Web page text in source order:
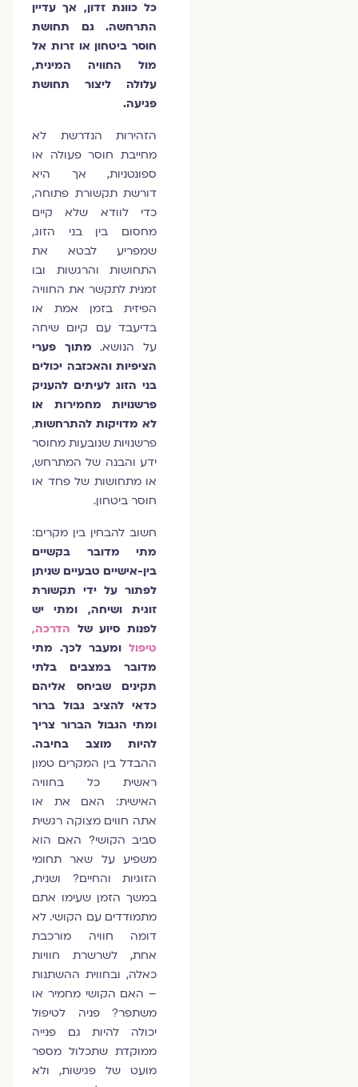
כל כוונת זדון, אך עדיין
התרחשה. גם תחושת
חוסר ביטחון או זרות אל
מול החוויה המינית,
עלולה ליצור תחושת
פגיעה.
הזהירות הנדרשת לא
מחייבת חוסר פעולה או
ספונטניות, אך היא
דורשת תקשורת פתוחה,
כדי לוודא שלא קיים
מחסום בין בני הזוג,
שמפריע לבטא את
התחושות והרגשות ובו
זמנית לתקשר את החוויה
הפיזית בזמן אמת או
בדיעבד עם קיום שיחה
על הנושא. מתוך פערי
הציפיות והאכזבה יכולים
בני הזוג לעיתים להעניק
פרשנויות מחמירות או
לא מדויקות להתרחשות,
פרשנויות שנובעות מחוסר
ידע והבנה של המתרחש,
או מתחושות של פחד או
חוסר ביטחון.
חשוב להבחין בין מקרים:
מתי מדובר בקשיים
בין-אישיים טבעיים שניתן
לפתור על ידי תקשורת
זוגית ושיחה, ומתי יש
לפנות סיוע שלהדרכה,
טיפולומעבר לכך. מתי
מדובר במצבים בלתי
תקינים שביחס אליהם
כדאי להציב גבול ברור
ומתי הגבול הברור צריך
להיות מוצב בחיבה.
ההבדל בין המקרים טמון
ראשית כל בחוויה
האישית: האם את או
אתה חווים מצוקה רגשית
סביב הקושי? האם הוא
משפיע על שאר תחומי
הזוגיות והחיים? ושנית,
במשך הזמן שעימו אתם
מתמודדים עם הקושי. לא
דומה חוויה מורכבת
אחת, לשרשרת חוויות
כאלה, ובחווית ההשתנות
– האם הקושי מחמיר או
משתפר? פניה לטיפול
יכולה להיות גם פנייה
ממוקדת שתכלול מספר
מועט של פגישות, ולא